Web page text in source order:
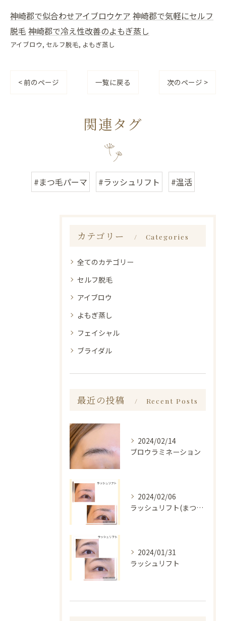
神崎郡で似合わせアイブロウケア 神崎郡で気軽にセルフ
脱毛 神崎郡で冷え性改善のよもぎ蒸し
アイブロウ セルフ脱毛 よもぎ蒸し
< 前のページ 一覧に戻る 次のページ >
関連タグ
#まつ毛パーマ #ラッシュリフト #温活
カテゴリー Categories
全てのカテゴリー
セルフ脱毛
アイブロウ
よもぎ蒸し
フェイシャル
ブライダル
最近の投稿 Recent Posts
2024/02/14
ブロウラミネーション
2024/02/06
ラッシュリフト(まつ毛パーマ)
2024/01/31
ラッシュリフト